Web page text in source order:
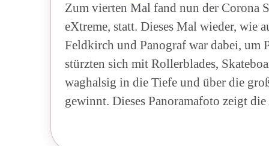
Zum vierten Mal fand nun der Corona
eXtreme, statt. Dieses Mal wieder, wie
Feldkirch und Panograf war dabei, um
stürzten sich mit Rollerblades,
waghalsig in die Tiefe und über die
gewinnt. Dieses Panoramafoto zeigt